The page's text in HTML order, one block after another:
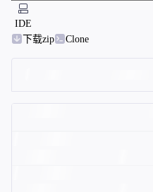
IDE
下载zip
Clone